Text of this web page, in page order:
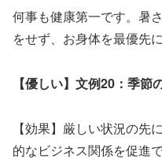
何事も健康第一です。暑
をせず、お身体を最優先
【優しい】文例20：季節
【効果】厳しい状況の先
的なビジネス関係を促進